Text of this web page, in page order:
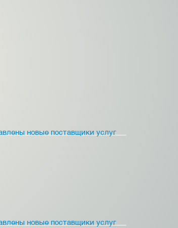
новые поставщики услуг
новые поставщики услуг